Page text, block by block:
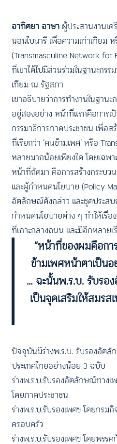
อาทิตยา อาษา ผู้ประสานงานเ
นอนไบนารี เพื่อความเท่าเทียม
(Transmasculine Network for
ที่เขาได้ไปมีส่วนร่วมในฐานะกรร
เทียม ณ รัฐสภา
เขาอธิบายว่าการทำงานในฐาน
อยู่สองอย่าง หน้าที่แรกคือการเ
กรรมาธิการภาคประชาชน เพื่อ
ที่เรียกว่า ‘คนข้ามเพศ’ หรือ
หลายมากน้อยเพียงใด โดยเฉพา
หน้าที่ถัดมา คือการสร้างกระบว
และผู้กำหนดนโยบาย (Policy
อัตลักษณ์ดังกล่าว และชุดประส
กำหนดนโยบายต่าง ๆ ทำให้เรื่อ
ที่เกาะกลางถนน และมีอีกหลาย
“หน้าที่ของผมคือกา
ข้ามเพศหน้าตาเป็นอ
… ฉะนั้นพ.ร.บ. รับรอ
เป็นจุดเสริมให้สมรส
ปัจจุบันมีร่างพ.ร.บ. รับรองอัตลั
ประเทศไทยอย่างน้อย 3 ฉบับ
ร่างพ.ร.บ.รับรองอัตลักษณ์ทางเ
โดยภาคประชาชน
ร่างพ.ร.บ.รับรองเพศฯ โดยกรม
ครอบครัว
ร่างพ.ร.บ.รับรองเพศฯ โดยพรรค